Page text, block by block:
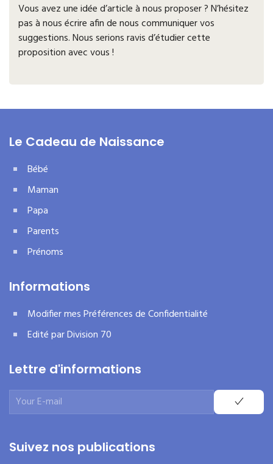
Vous avez une idée d’article à nous proposer ? N’hésitez
pas à nous écrire afin de nous communiquer vos
suggestions. Nous serions ravis d’étudier cette
proposition avec vous !
Le Cadeau de Naissance
Bébé
Maman
Papa
Parents
Prénoms
Informations
Modifier mes Préférences de Confidentialité
Edité par Division 70
Lettre d'informations
Suivez nos publications